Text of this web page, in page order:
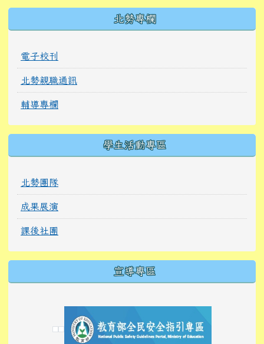
北勢專欄
電子校刊
北勢親職通訊
輔導專欄
學生活動專區
北勢團隊
成果展演
課後社團
宣導專區